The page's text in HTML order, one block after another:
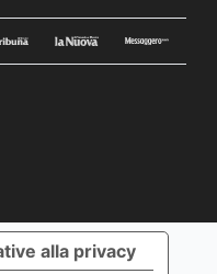
alla privacy